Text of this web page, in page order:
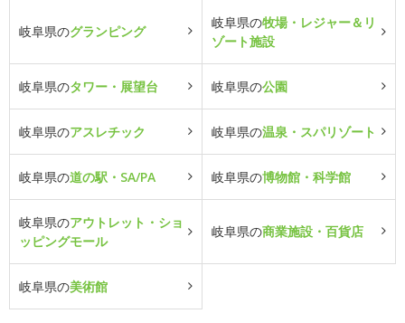
岐阜県のグランピング
岐阜県の牧場・レジャー＆リ
ゾート施設
岐阜県のタワー・展望台 岐阜県の公園
岐阜県のアスレチック 岐阜県の温泉・スパリゾート
岐阜県の道の駅・SA/PA 岐阜県の博物館・科学館
岐阜県のアウトレット・ショ
ッピングモール
岐阜県の商業施設・百貨店
岐阜県の美術館